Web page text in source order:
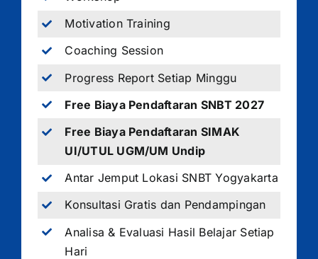
Motivation Training
Coaching Session
Progress Report Setiap Minggu
Free Biaya Pendaftaran SNBT 2027
Free Biaya Pendaftaran SIMAK
UI/UTUL UGM/UM Undip
Antar Jemput Lokasi SNBT Yogyakarta
Konsultasi Gratis dan Pendampingan
Analisa & Evaluasi Hasil Belajar Setiap
Hari